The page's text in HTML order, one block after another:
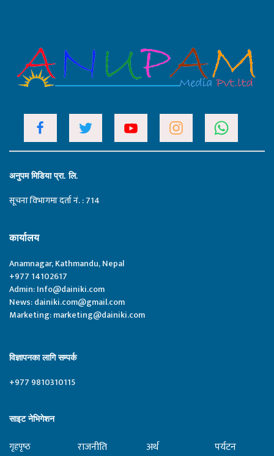
अनुपम मिडिया प्रा. लि.
सूचना विभागमा दर्ता नं. : 714
कार्यालय
Anamnagar, Kathmandu, Nepal
+977 14102617
Admin:Info@dainiki.com
News:dainiki.com@gmail.com
Marketing:marketing@dainiki.com
विज्ञापनका लागि सम्पर्क
+977 9810310115
साइट नेभिगेशन
गृहपृष्‍ठ राजनीति अर्थ पर्यटन